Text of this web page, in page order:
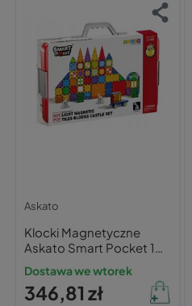
Askato
Klocki Magnetyczne
Askato Smart Pocket 101
Elementów z
Oświetleniem LED
Dostawa we wtorek
346,81 zł